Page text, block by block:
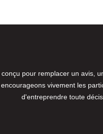
pour remplacer un avis,
vivement les
d'entreprendre toute